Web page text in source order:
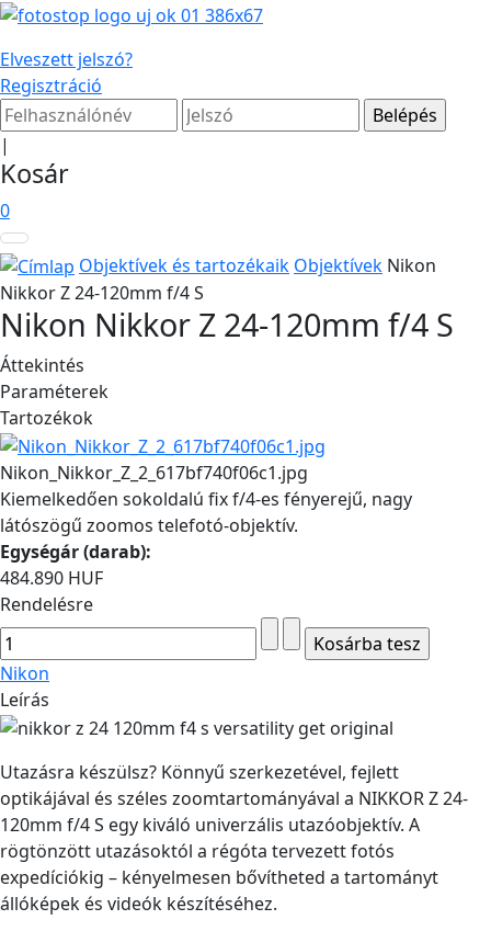
Elveszett jelszó?
Regisztráció
|
Kosár
0
Objektívek és tartozékaik Objektívek Nikon
Nikkor Z 24-120mm f/4 S
Nikon Nikkor Z 24-120mm f/4 S
Áttekintés
Paraméterek
Tartozékok
Nikon_Nikkor_Z_2_617bf740f06c1.jpg
Kiemelkedően sokoldalú fix f/4-es fényerejű, nagy
látószögű zoomos telefotó-objektív.
Egységár (darab):
484.890 HUF
Rendelésre
Nikon
Leírás
Utazásra készülsz? Könnyű szerkezetével, fejlett
optikájával és széles zoomtartományával a NIKKOR Z 24-
120mm f/4 S egy kiváló univerzális utazóobjektív. A
rögtönzött utazásoktól a régóta tervezett fotós
expedíciókig – kényelmesen bővítheted a tartományt
állóképek és videók készítéséhez.